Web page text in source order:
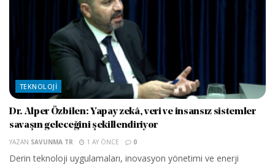
TEKNOLOJI
Dr. Alper Özbilen: Yapay zekâ, veri ve insansız sistemler
savaşın geleceğini şekillendiriyor
YAZAN SAVUNMA TR 1 AY ÖNCE 0
Derin teknoloji uygulamaları, inovasyon yönetimi ve enerji